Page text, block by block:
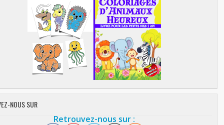
NOUS SUR
Retrouvez-nous sur :